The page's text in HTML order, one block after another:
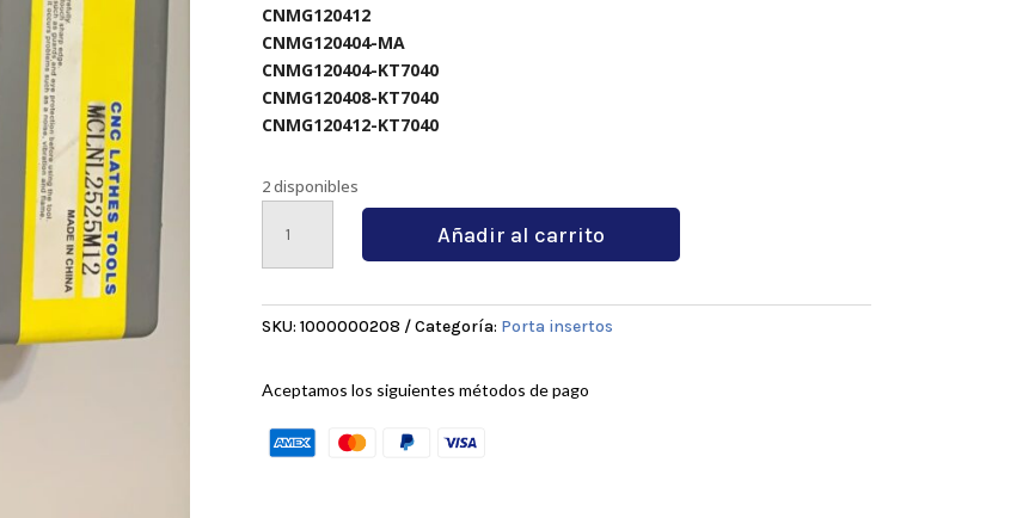
CNMG120412
CNMG120404-MA
CNMG120404-KT7040
CNMG120408-KT7040
CNMG120412-KT7040
2 disponibles
MCLNL2525M12
cantidad
Añadir al carrito
SKU: 1000000208 Categoría: Porta insertos
Aceptamos los siguientes métodos de pago